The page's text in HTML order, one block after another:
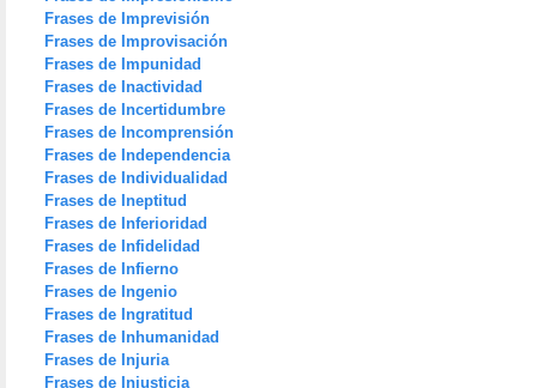
Frases de Imprevisión
Frases de Improvisación
Frases de Impunidad
Frases de Inactividad
Frases de Incertidumbre
Frases de Incomprensión
Frases de Independencia
Frases de Individualidad
Frases de Ineptitud
Frases de Inferioridad
Frases de Infidelidad
Frases de Infierno
Frases de Ingenio
Frases de Ingratitud
Frases de Inhumanidad
Frases de Injuria
Frases de Injusticia